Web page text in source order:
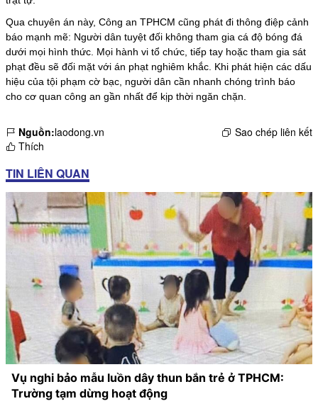
Qua chuyên án này, Công an TPHCM cũng phát đi thông điệp cảnh
báo mạnh mẽ: Người dân tuyệt đối không tham gia cá độ bóng đá
dưới mọi hình thức. Mọi hành vi tổ chức, tiếp tay hoặc tham gia sát
phạt đều sẽ đối mặt với án phạt nghiêm khắc. Khi phát hiện các dấu
hiệu của tội phạm cờ bạc, người dân cần nhanh chóng trình báo
cho cơ quan công an gần nhất để kịp thời ngăn chặn.
Nguồn:laodong.vn
Sao chép liên kết
Thích
TIN LIÊN QUAN
Vụ nghi bảo mẫu luồn dây thun bắn trẻ ở TPHCM:
Trường tạm dừng hoạt động